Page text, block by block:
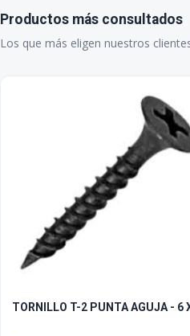
Productos más consultados
Los que más eligen nuestros
TORNILLO T-2 PUNTA AGUJA - 6